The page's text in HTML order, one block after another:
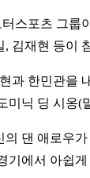
터스포츠 그
김재현 등이
과 한민관을
미닉 딩 시옹
댄 애로우
기에서 아쉽